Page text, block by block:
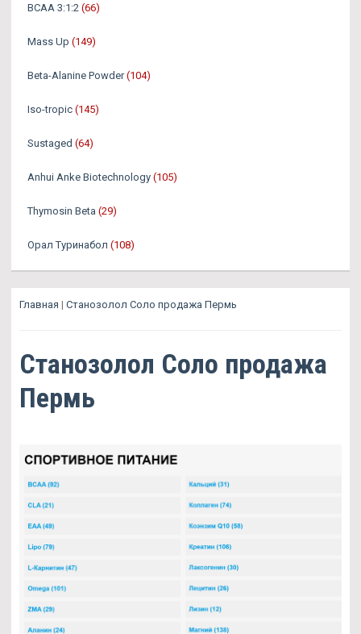
BCAA 3:1:2 (66)
Mass Up (149)
Beta-Alanine Powder (104)
Iso-tropic (145)
Sustaged (64)
Anhui Anke Biotechnology (105)
Thymosin Beta (29)
Орал Туринабол (108)
Главная | Станозолол Соло продажа Пермь
Станозолол Соло продажа
Пермь